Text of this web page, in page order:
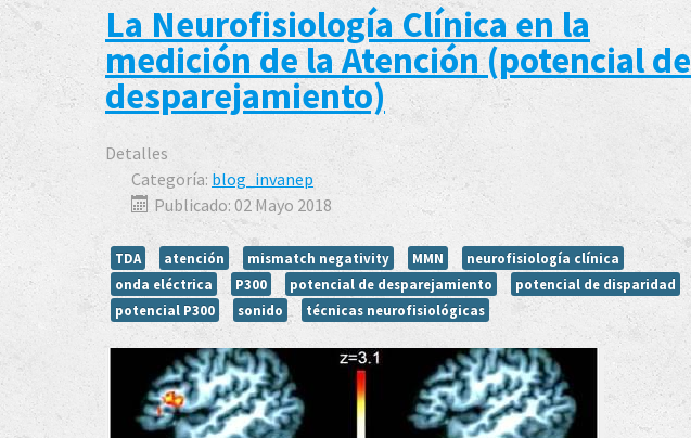
La Neurofisiología Clínica en la
medición de la Atención (potencial de
desparejamiento)
Detalles
Categoría: blog_invanep
Publicado: 02 Mayo 2018
TDA atención mismatch negativity MMN
neurofisiología clínica
onda eléctrica
P300 potencial de desparejamiento
potencial de disparidad
potencial P300
sonido técnicas neurofisiológicas